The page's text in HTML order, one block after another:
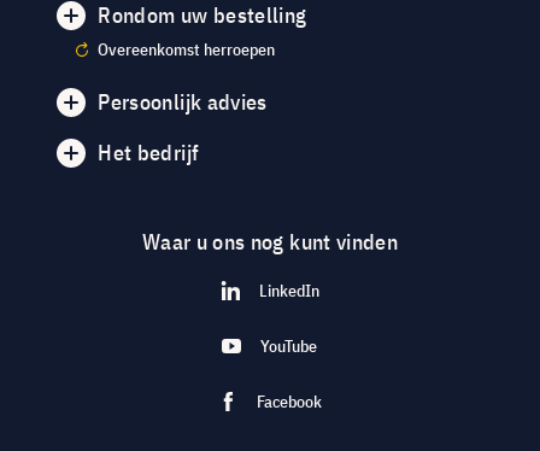
Rondom uw bestelling
Overeenkomst herroepen
Persoonlijk advies
Het bedrijf
Waar u ons nog kunt vinden
LinkedIn
YouTube
Facebook